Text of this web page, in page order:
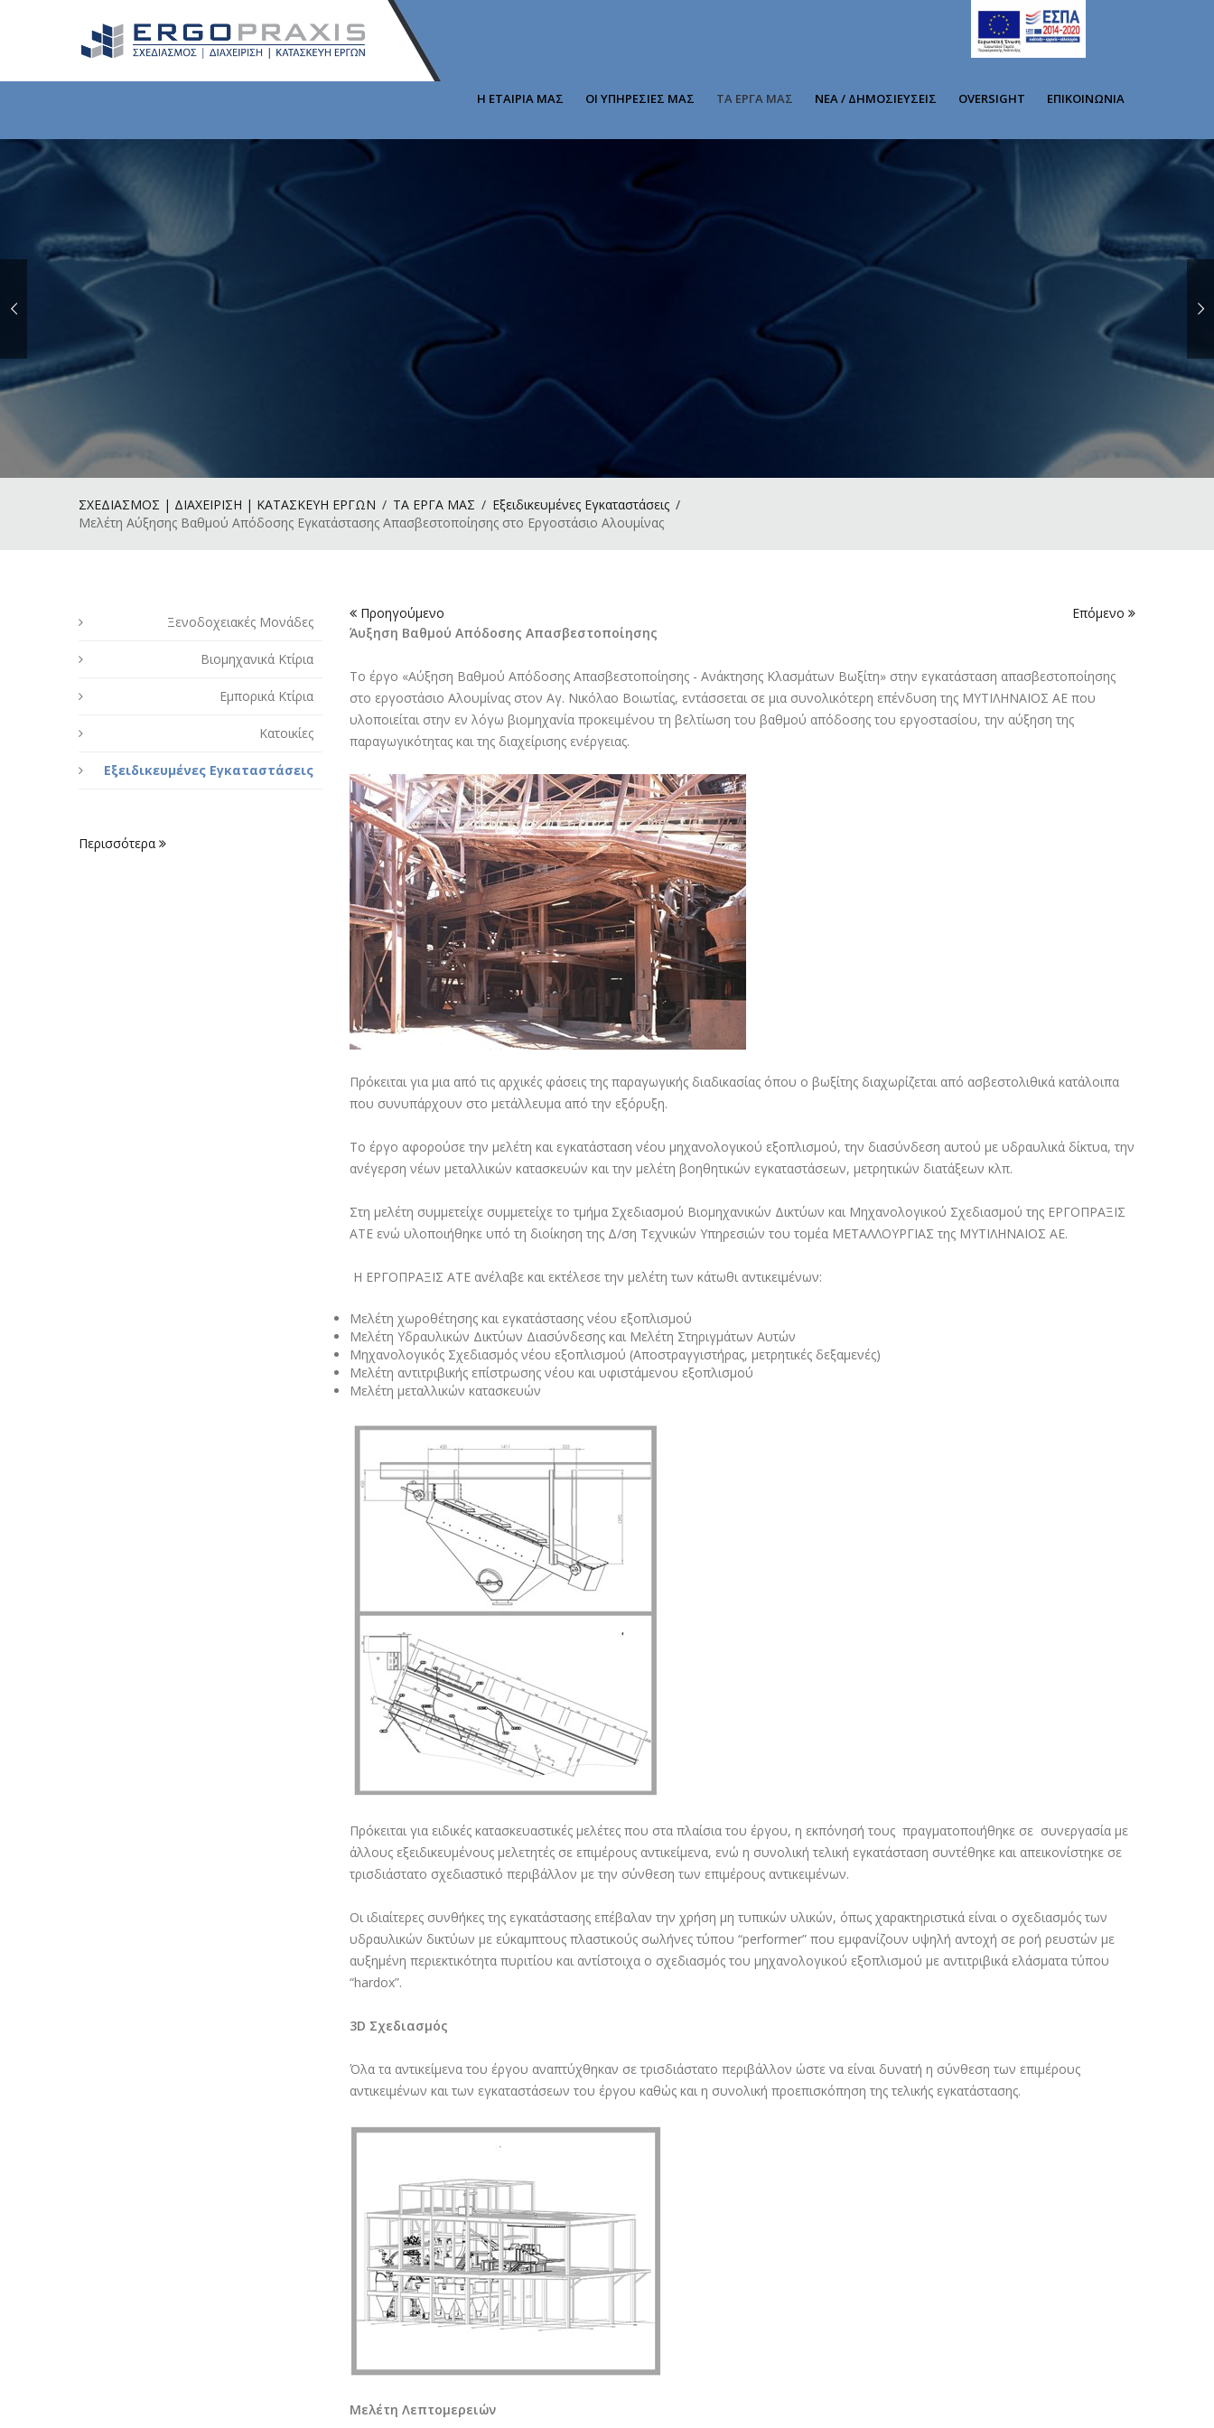
Η ΕΤΑΙΡΙΑ ΜΑΣ ΟΙ ΥΠΗΡΕΣΙΕΣ ΜΑΣ ΤΑ ΕΡΓΑ ΜΑΣ ΝΕΑ / ΔΗΜΟΣΙΕΥΣΕΙΣ OVERSIGHT ΕΠΙΚΟΙΝΩΝΙΑ
ΣΧΕΔΙΑΣΜΟΣ | ΔΙΑΧΕΙΡΙΣΗ | ΚΑΤΑΣΚΕΥΗ ΕΡΓΩΝ ΤΑ ΕΡΓΑ ΜΑΣ
Εξειδικευμένες Εγκαταστάσεις
Μελέτη Αύξησης Βαθμού Απόδοσης Εγκατάστασης Απασβεστοποίησης στο Εργοστάσιο Αλουμίνας
Ξενοδοχειακές Μονάδες
Βιομηχανικά Κτίρια
Εμπορικά Κτίρια
Κατοικίες
Εξειδικευμένες Εγκαταστάσεις
Περισσότερα
Προηγούμενο
Επόμενο
Άυξηση Βαθμού Απόδοσης Απασβεστοποίησης
Το έργο «Αύξηση Βαθμού Απόδοσης Απασβεστοποίησης - Ανάκτησης Κλασμάτων Βωξίτη» στην εγκατάσταση απασβεστοποίησης
στο εργοστάσιο Αλουμίνας στον Αγ. Νικόλαο Βοιωτίας, εντάσσεται σε μια συνολικότερη επένδυση της ΜΥΤΙΛΗΝΑΙΟΣ ΑΕ που
υλοποιείται στην εν λόγω βιομηχανία προκειμένου τη βελτίωση του βαθμού απόδοσης του εργοστασίου, την αύξηση της
παραγωγικότητας και της διαχείρισης ενέργειας.
Πρόκειται για μια από τις αρχικές φάσεις της παραγωγικής διαδικασίας όπου ο βωξίτης διαχωρίζεται από ασβεστολιθικά κατάλοιπα
που συνυπάρχουν στο μετάλλευμα από την εξόρυξη.
Το έργο αφορούσε την μελέτη και εγκατάσταση νέου μηχανολογικού εξοπλισμού, την διασύνδεση αυτού με υδραυλικά δίκτυα, την
ανέγερση νέων μεταλλικών κατασκευών και την μελέτη βοηθητικών εγκαταστάσεων, μετρητικών διατάξεων κλπ.
Στη μελέτη συμμετείχε συμμετείχε το τμήμα Σχεδιασμού Βιομηχανικών Δικτύων και Μηχανολογικού Σχεδιασμού της ΕΡΓΟΠΡΑΞΙΣ
ΑΤΕ ενώ υλοποιήθηκε υπό τη διοίκηση της Δ/ση Τεχνικών Υπηρεσιών του τομέα ΜΕΤΑΛΛΟΥΡΓΙΑΣ της ΜΥΤΙΛΗΝΑΙΟΣ ΑΕ.
Η ΕΡΓΟΠΡΑΞΙΣ ΑΤΕ ανέλαβε και εκτέλεσε την μελέτη των κάτωθι αντικειμένων:
Μελέτη χωροθέτησης και εγκατάστασης νέου εξοπλισμού
Μελέτη Υδραυλικών Δικτύων Διασύνδεσης και Μελέτη Στηριγμάτων Αυτών
Μηχανολογικός Σχεδιασμός νέου εξοπλισμού (Αποστραγγιστήρας, μετρητικές δεξαμενές)
Μελέτη αντιτριβικής επίστρωσης νέου και υφιστάμενου εξοπλισμού
Μελέτη μεταλλικών κατασκευών
Πρόκειται για ειδικές κατασκευαστικές μελέτες που στα πλαίσια του έργου, η εκπόνησή τους πραγματοποιήθηκε σε συνεργασία με
άλλους εξειδικευμένους μελετητές σε επιμέρους αντικείμενα, ενώ η συνολική τελική εγκατάσταση συντέθηκε και απεικονίστηκε σε
τρισδιάστατο σχεδιαστικό περιβάλλον με την σύνθεση των επιμέρους αντικειμένων.
Οι ιδιαίτερες συνθήκες της εγκατάστασης επέβαλαν την χρήση μη τυπικών υλικών, όπως χαρακτηριστικά είναι ο σχεδιασμός των
υδραυλικών δικτύων με εύκαμπτους πλαστικούς σωλήνες τύπου “performer” που εμφανίζουν υψηλή αντοχή σε ροή ρευστών με
αυξημένη περιεκτικότητα πυριτίου και αντίστοιχα ο σχεδιασμός του μηχανολογικού εξοπλισμού με αντιτριβικά ελάσματα τύπου
“hardox”.
3D Σχεδιασμός
Όλα τα αντικείμενα του έργου αναπτύχθηκαν σε τρισδιάστατο περιβάλλον ώστε να είναι δυνατή η σύνθεση των επιμέρους
αντικειμένων και των εγκαταστάσεων του έργου καθώς και η συνολική προεπισκόπηση της τελικής εγκατάστασης.
Μελέτη Λεπτομερειών